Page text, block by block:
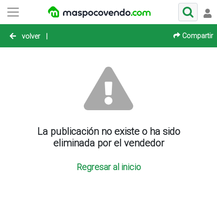
volver | Compartir
La publicación no existe o ha sido
eliminada por el vendedor
Regresar al inicio